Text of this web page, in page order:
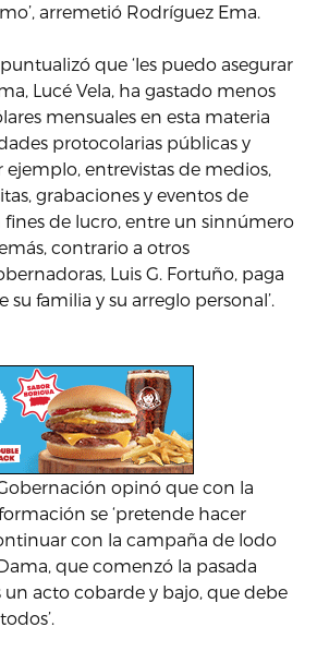
arremetió Rodríguez Ema.
que ‘les puedo asegurar
Lucé Vela, ha gastado menos
mensuales en esta materia
protocolarias públicas y
entrevistas de medios,
grabaciones y eventos de
fines de lucro, entre un sinnúmero
contrario a otros
Luis G. Fortuño, paga
su familia y su arreglo personal’.
opinó que con la
se ‘pretende hacer
con la campaña de lodo
que comenzó la pasada
acto cobarde y bajo, que debe